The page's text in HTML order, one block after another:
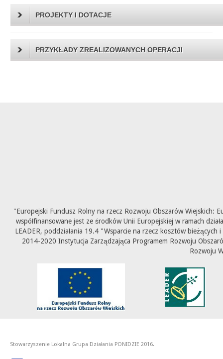
PROJEKTY I DOTACJE
PRZYKŁADY ZREALIZOWANYCH OPERACJI
"Europejski Fundusz Rolny na rzecz Rozwoju Obszarów Wiejskich:
współfinansowane jest ze środków Unii Europejskiej w ramach
LEADER, poddziałania 19.4 "Wsparcie na rzecz kosztów
2014-2020 Instytucja Zarządzająca Programem Rozwoju
Rozwoju
Stowarzyszenie Lokalna Grupa Działania PONIDZIE 2016.